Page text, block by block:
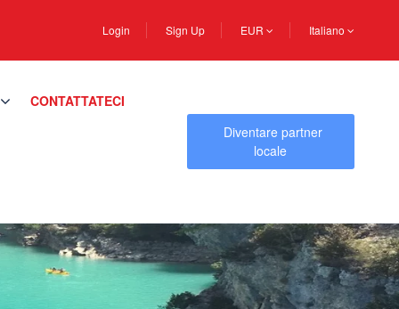
Login Sign Up EUR Italiano
CONTATTATECI
Diventare partner
locale